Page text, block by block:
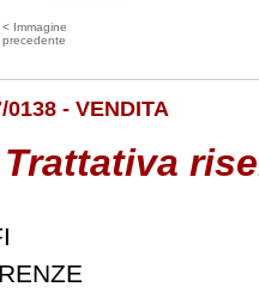
< Immagine
precedente
- VENDITA
Trattativa